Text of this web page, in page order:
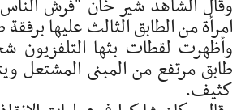
وقال الشاهد شير خان "فرش
امرأة من الطابق الثالث عليها
وأظهرت لقطات بثها التلفزيون
طابق مرتفع من المبنى المشتعل
كثيف.